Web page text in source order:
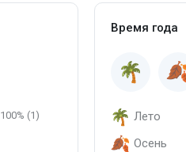
100% (1)
Время года
Лето
Осень